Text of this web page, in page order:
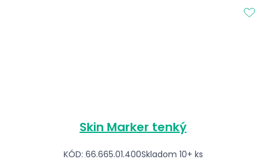
Skin Marker tenký
KÓD: 66.665.01.400Skladom 10+ ks